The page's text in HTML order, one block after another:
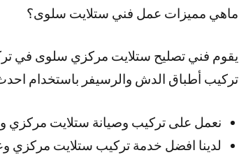
ماهي مميزات عمل فني ستلايت سلوى؟
يقوم فني تصليح ستلايت مركزي سلوى في
تركيب أطباق الدش والرسيفر باستخدام
نعمل على تركيب وصيانة ستلايت
لدينا افضل خدمة تركيب ستلايت مركزي